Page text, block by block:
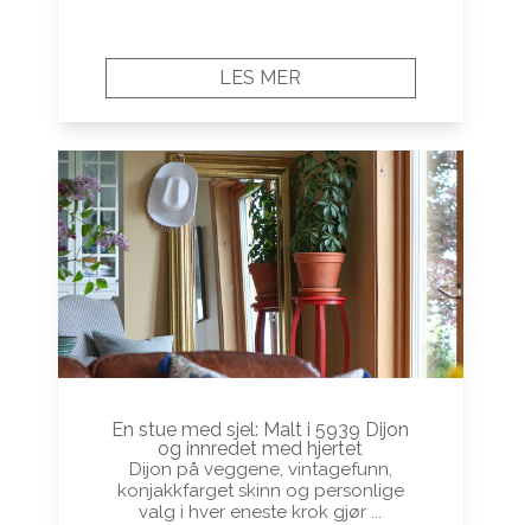
LES MER
En stue med sjel: Malt i 5939 Dijon
og innredet med hjertet
Dijon på veggene, vintagefunn,
konjakkfarget skinn og personlige
valg i hver eneste krok gjør ...